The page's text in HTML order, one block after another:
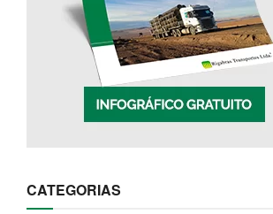
CATEGORIAS